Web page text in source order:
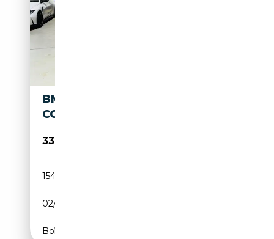
BMW M850 I XDRIVE GRAN
COUPE*LASER*HEADUP*360°
33 990€
154 000 km
02/2020
Boîte automatique